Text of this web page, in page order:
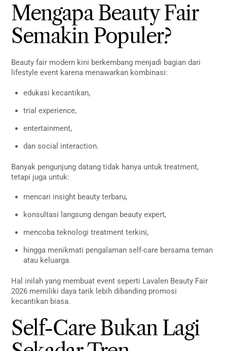
Mengapa Beauty Fair
Semakin Populer?
Beauty fair modern kini berkembang menjadi bagian dari
lifestyle event karena menawarkan kombinasi:
edukasi kecantikan,
trial experience,
entertainment,
dan social interaction.
Banyak pengunjung datang tidak hanya untuk treatment,
tetapi juga untuk:
mencari insight beauty terbaru,
konsultasi langsung dengan beauty expert,
mencoba teknologi treatment terkini,
hingga menikmati pengalaman self-care bersama teman
atau keluarga.
Hal inilah yang membuat event seperti Lavalen Beauty Fair
2026 memiliki daya tarik lebih dibanding promosi
kecantikan biasa.
Self-Care Bukan Lagi